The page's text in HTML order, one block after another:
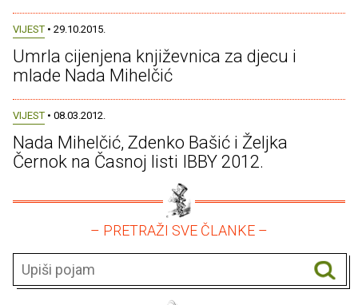
VIJEST • 29.10.2015.
Umrla cijenjena književnica za djecu i
mlade Nada Mihelčić
VIJEST • 08.03.2012.
Nada Mihelčić, Zdenko Bašić i Željka
Černok na Časnoj listi IBBY 2012.
– PRETRAŽI SVE ČLANKE –